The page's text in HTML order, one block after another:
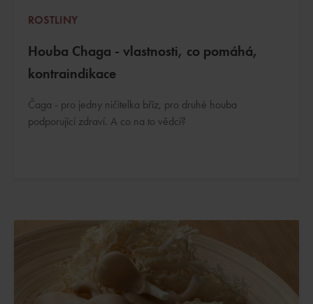
ROSTLINY
Houba Chaga - vlastnosti, co pomáhá,
kontraindikace
Čaga - pro jedny ničitelka bříz, pro druhé houba
podporující zdraví. A co na to vědci?